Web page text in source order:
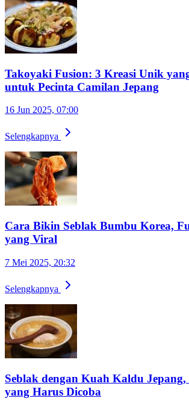
Takoyaki Fusion: 3 Kreasi Unik
untuk Pecinta Camilan Jepang
16 Jun 2025, 07:00
Selengkapnya
Cara Bikin Seblak Bumbu Korea,
yang Viral
7 Mei 2025, 20:32
Selengkapnya
Seblak dengan Kuah Kaldu
yang Harus Dicoba